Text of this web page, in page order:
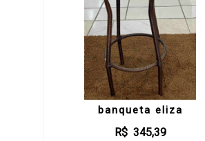
banqueta eliza
R$ 345,39